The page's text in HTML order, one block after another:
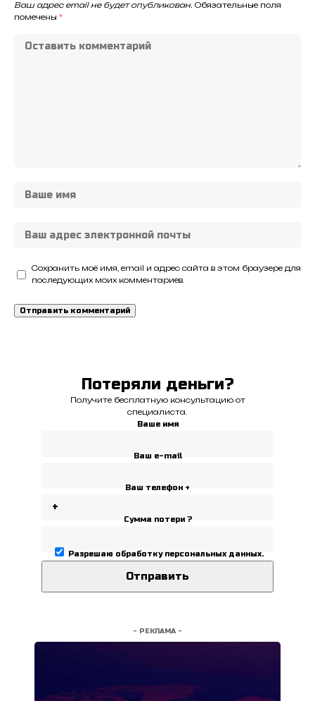
Ваш адрес email не будет опубликован. Обязательные поля
помечены *
Сохранить моё имя, email и адрес сайта в этом браузере для
последующих моих комментариев.
Потеряли деньги?
Получите бесплатную консультацию от
специалиста.
Ваше имя
Ваш e-mail
Ваш телефон +
Сумма потери ?
Разрешаю обработку персональных данных.
- РЕКЛАМА -